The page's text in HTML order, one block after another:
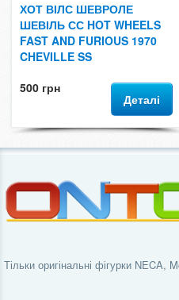
ХОТ ВІЛС ШЕВРОЛЕ
ШЕВІЛЬ СС HOT WHEELS
FAST AND FURIOUS 1970
CHEVILLE SS
500 грн
Деталі
Тільки оригінальні фігурки NECA,